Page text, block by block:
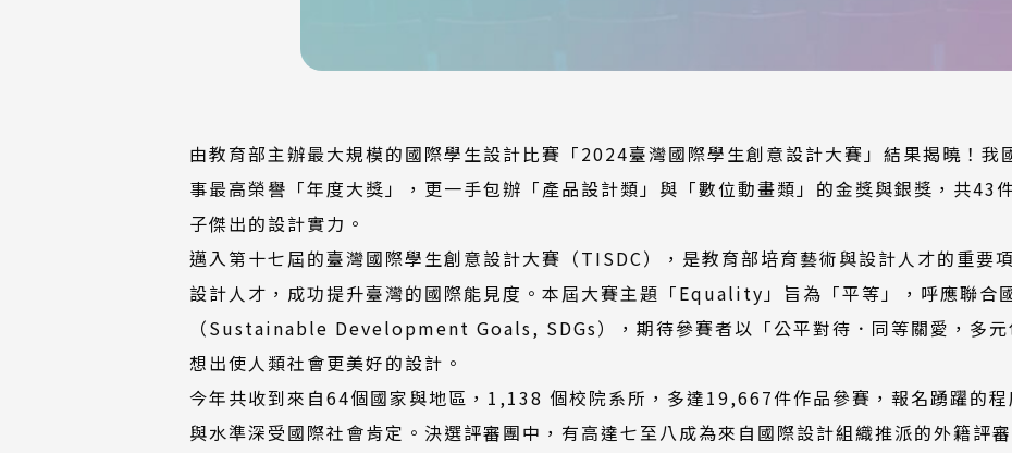
由教育部主辦最大規模的國際學生設計比賽「2024臺灣國際學生創意設計大賽」結果揭曉！我
事最高榮譽「年度大獎」，更一手包辦「產品設計類」與「數位動畫類」的金獎與銀獎，共43
子傑出的設計實力。
邁入第十七屆的臺灣國際學生創意設計大賽（TISDC），是教育部培育藝術與設計人才的重要
設計人才，成功提升臺灣的國際能見度。本屆大賽主題「Equality」旨為「平等」，呼應聯合
（Sustainable Development Goals, SDGs），期待參賽者以「公平對待．同等關愛，多元
想出使人類社會更美好的設計。
今年共收到來自64個國家與地區，1,138 個校院系所，多達19,667件作品參賽，報名踴躍的
與水準深受國際社會肯定。決選評審團中，有高達七至八成為來自國際設計組織推派的外籍評